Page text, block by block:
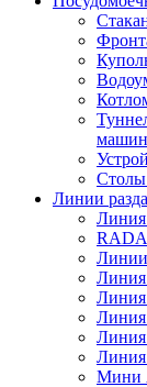
Линии
Линия
RADA
Линия
Линия
Мини